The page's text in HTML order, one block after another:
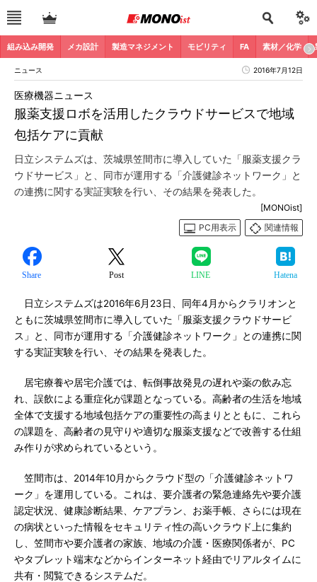
組み込み開発 メカ設計 製造マネジメント モビリティ FA 素材／化学
ニュース 2016年7月12日
服薬支援ロボを活用したクラウドサービスで地域
包括ケアに貢献
医療機器ニュース
日立システムズは、茨城県笠間市に導入していた「服薬支援クラ
ウドサービス」と、同市が運用する「介護健診ネットワーク」と
の連携に関する実証実験を行い、その結果を発表した。
[MONOist]
PC用表示
関連情報
Share Post LINE Hatena
日立システムズは2016年6月23日、同年4月からクラリオンと
ともに茨城県笠間市に導入していた「服薬支援クラウドサービ
ス」と、同市が運用する「介護健診ネットワーク」との連携に関
する実証実験を行い、その結果を発表した。
居宅療養や居宅介護では、転倒事故発見の遅れや薬の飲み忘
れ、誤飲による重症化が課題となっている。高齢者の生活を地域
全体で支援する地域包括ケアの重要性の高まりとともに、これら
の課題を、高齢者の見守りや適切な服薬支援などで改善する仕組
み作りが求められているという。
笠間市は、2014年10月からクラウド型の「介護健診ネットワ
ーク」を運用している。これは、要介護者の緊急連絡先や要介護
認定状況、健康診断結果、ケアプラン、お薬手帳、さらには現在
の病状といった情報をセキュリティ性の高いクラウド上に集約
し、笠間市や要介護者の家族、地域の介護・医療関係者が、PC
やタブレット端末などからインターネット経由でリアルタイムに
共有・閲覧できるシステムだ。